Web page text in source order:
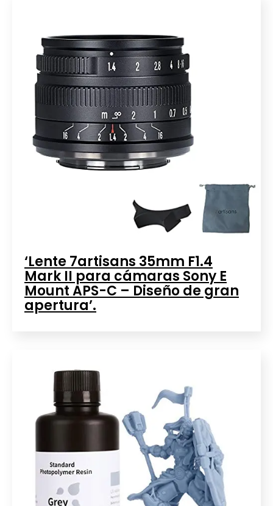
‘Lente 7artisans 35mm F1.4
Mark II para cámaras Sony E
Mount APS-C – Diseño de gran
apertura’.